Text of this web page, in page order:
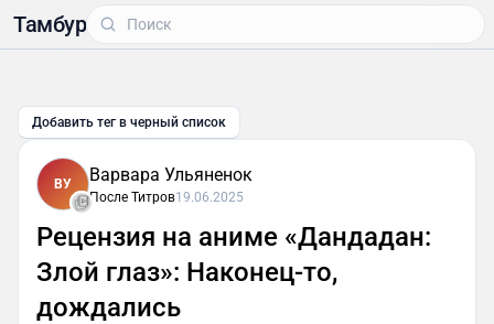
Тамбур
Добавить тег в черный список
ВУ Варвара Ульяненок
После Титров19.06.2025
Рецензия на аниме «Дандадан:
Злой глаз»: Наконец-то,
дождались